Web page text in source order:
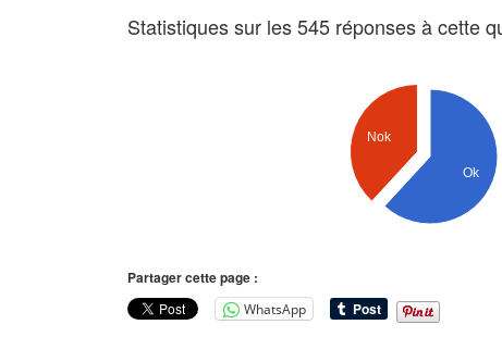
Statistiques sur les 545 réponses à cette
Nok
Ok
Partager cette page :
WhatsApp